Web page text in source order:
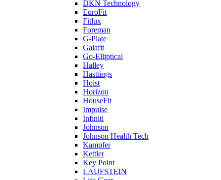
DKN Technology
EuroFit
Fitlux
Foreman
G-Plate
Galafit
Go-Elliptical
Halley
Hasttings
Hoist
Horizon
HouseFit
Impulse
Infiniti
Johnson
Johnson Health Tech
Kampfer
Kettler
Key Point
LAUFSTEIN